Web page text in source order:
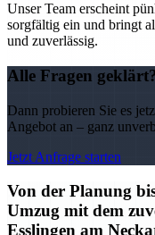
Unser Team erscheint
sorgfältig ein und bringt
und zuverlässig.
Alle Fragen geklärt?
Dann probieren Sie es
Angebot an – ganz
Jetzt Anfrage starten
Von der Planung
Umzug mit dem
Esslingen am